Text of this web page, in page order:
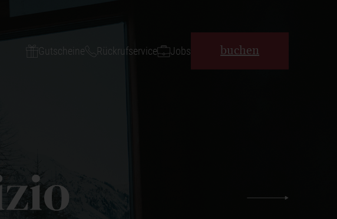
Gutscheine Rückrufservice Jobs buchen